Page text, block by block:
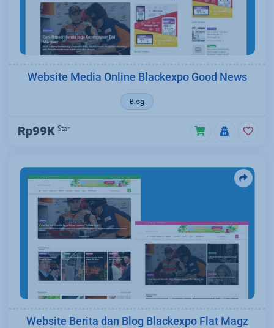
Website Media Online Blackexpo Good News
Blog
Rp99K Star
Website Berita dan Blog Blackexpo Flat Magz